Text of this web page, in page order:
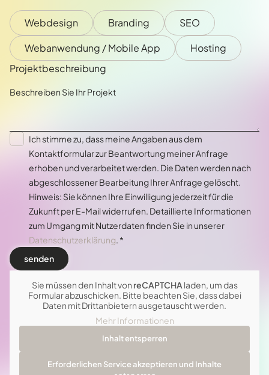
Webdesign Branding
SEO
Webanwendung / Mobile App
Hosting
Projektbeschreibung
Ich stimme zu, dass meine Angaben aus dem
Kontaktformular zur Beantwortung meiner Anfrage
erhoben und verarbeitet werden. Die Daten werden nach
abgeschlossener Bearbeitung Ihrer Anfrage gelöscht.
Hinweis: Sie können Ihre Einwilligung jederzeit für die
Zukunft per E-Mail widerrufen. Detaillierte Informationen
zum Umgang mit Nutzerdaten finden Sie in unserer
Datenschutzerklärung. *
Sie müssen den Inhalt von reCAPTCHA laden, um das
Formular abzuschicken. Bitte beachten Sie, dass dabei
Daten mit Drittanbietern ausgetauscht werden.
Mehr Informationen
Inhalt entsperren
Erforderlichen Service akzeptieren und Inhalte